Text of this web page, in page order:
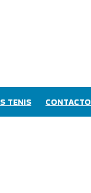
TENIS CONTACTO